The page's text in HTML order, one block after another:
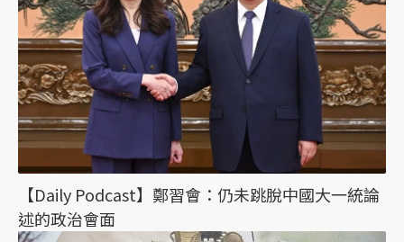
【Daily Podcast】鄭習會：仍未跳脫中國大一統論
述的政治會面